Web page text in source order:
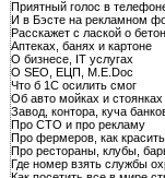
Приятный голос в
И в Бэсте на рекламном
Расскажет с лаской о
Аптеках, банях и картоне
О бизнесе, IT услугах
О SEO, ЕЦП, M.E.Doc
Что б 1С осилить смог
Об авто мойках и стоянках
Завод, контора, куча
Про СТО и про рекламу
Про фермеров, как
Про рестораны, клубы,
Где номер взять службы